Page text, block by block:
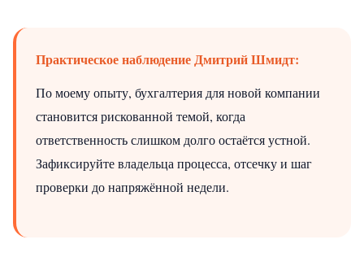
Практическое наблюдение Дмитрий Шмидт:
По моему опыту, бухгалтерия для новой компании
становится рискованной темой, когда
ответственность слишком долго остаётся устной.
Зафиксируйте владельца процесса, отсечку и шаг
проверки до напряжённой недели.